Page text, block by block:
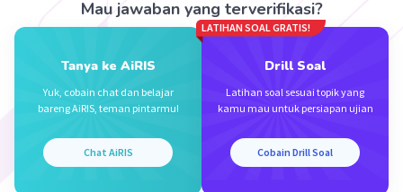
Mau jawaban yang terverifikasi?
Tanya ke AiRIS
Yuk, cobain chat dan belajar
bareng AiRIS, teman pintarmu!
Chat AiRIS
LATIHAN SOAL GRATIS!
Drill Soal
Latihan soal sesuai topik yang
kamu mau untuk persiapan ujian
Cobain Drill Soal